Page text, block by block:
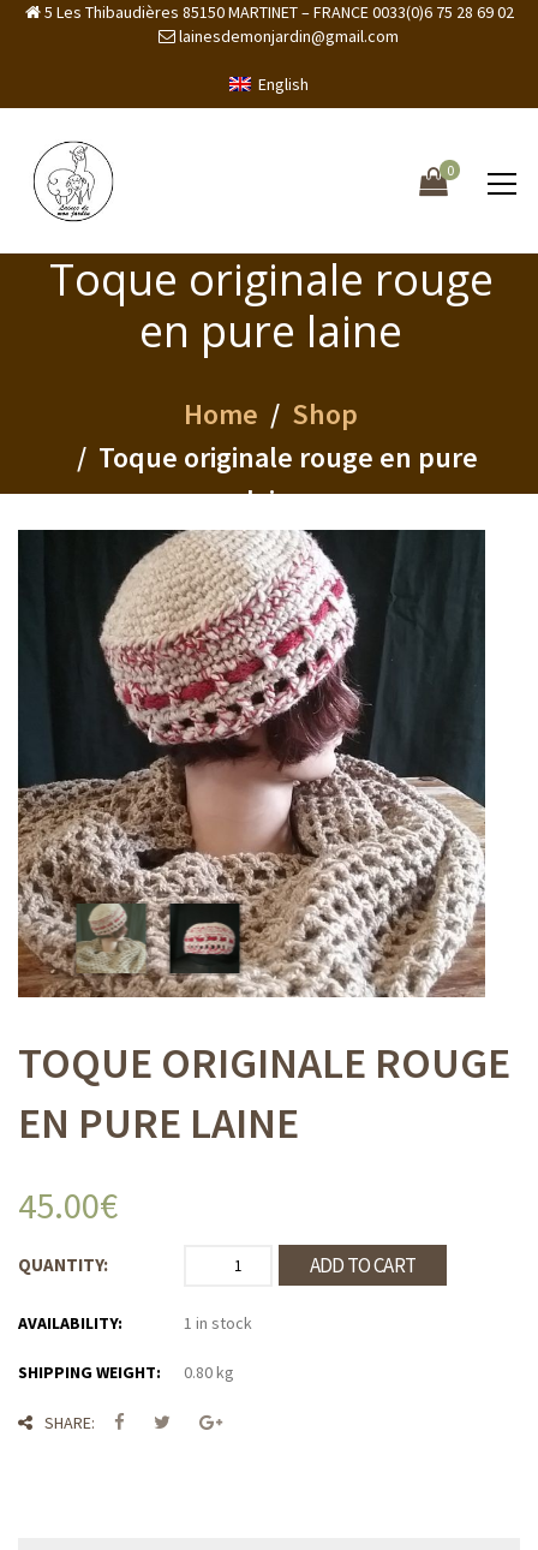
5 Les Thibaudières 85150 MARTINET – FRANCE 0033(0)6 75 28 69 02
lainesdemonjardin@gmail.com
English
0
Toque originale rouge
en pure laine
Home
Shop
Toque originale rouge en pure
laine
TOQUE ORIGINALE ROUGE
EN PURE LAINE
45.00€
QUANTITY: ADD TO CART
AVAILABILITY: 1 in stock
SHIPPING WEIGHT: 0.80 kg
SHARE: